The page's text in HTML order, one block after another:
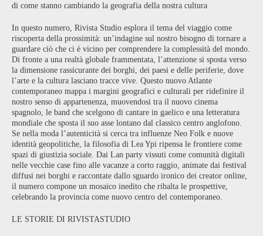
di come stanno cambiando la geografia della nostra cultura
In questo numero, Rivista Studio esplora il tema del viaggio come
riscoperta della prossimità: un’indagine sul nostro bisogno di tornare a
guardare ciò che ci è vicino per comprendere la complessità del mondo.
Di fronte a una realtà globale frammentata, l’attenzione si sposta verso
la dimensione rassicurante dei borghi, dei paesi e delle periferie, dove
l’arte e la cultura lasciano tracce vive. Questo nuovo Atlante
contemporaneo mappa i margini geografici e culturali per ridefinire il
nostro senso di appartenenza, muovendosi tra il nuovo cinema
spagnolo, le band che scelgono di cantare in gaelico e una letteratura
mondiale che sposta il suo asse lontano dal classico centro anglofono.
Se nella moda l’autenticità si cerca tra influenze Neo Folk e nuove
identità geopolitiche, la filosofia di Lea Ypi ripensa le frontiere come
spazi di giustizia sociale. Dai Lan party vissuti come comunità digitali
nelle vecchie case fino alle vacanze a corto raggio, animate dai festival
diffusi nei borghi e raccontate dallo sguardo ironico dei creator online,
il numero compone un mosaico inedito che ribalta le prospettive,
celebrando la provincia come nuovo centro del contemporaneo.
LE STORIE DI RIVISTASTUDIO